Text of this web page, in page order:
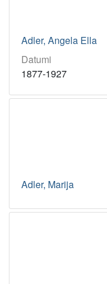
Adler, Angela Ella
Datumi
1877-1927
Adler, Marija